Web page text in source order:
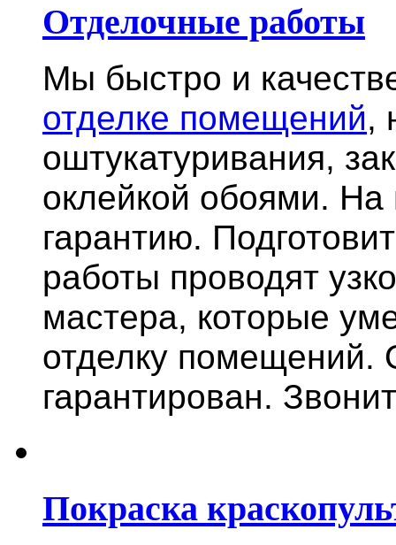
Отделочные работы
Мы быстро и
отделке помещений,
оштукатуривания,
оклейкой обоями.
гарантию.
работы проводят
мастера, которые
отделку помещений.
гарантирован.
Покраска